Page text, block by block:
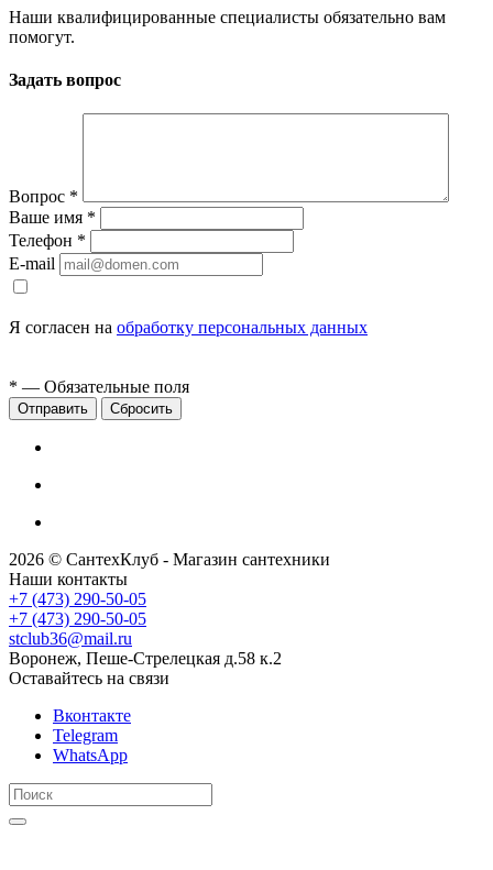
Наши квалифицированные специалисты обязательно вам
помогут.
Задать вопрос
Вопрос *
Ваше имя *
Телефон *
E-mail
Я согласен на обработку персональных данных
* — Обязательные поля
Сбросить
2026 © СантехКлуб - Магазин сантехники
Наши контакты
+7 (473) 290-50-05
+7 (473) 290-50-05
stclub36@mail.ru
Воронеж, Пеше-Стрелецкая д.58 к.2
Оставайтесь на связи
Вконтакте
Telegram
WhatsApp